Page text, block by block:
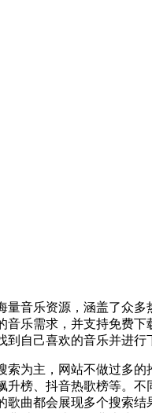
量音乐资源，涵盖了众多
音乐需求，并支持免费下
到自己喜欢的音乐并进行
为主，网站不做过多的
升榜、抖音热歌榜等。不
歌曲都会展现多个搜索结